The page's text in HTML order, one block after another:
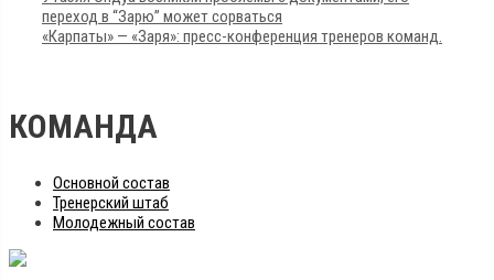
переход в “Зарю” может сорваться
«Карпаты» — «Заря»: пресс-конференция тренеров команд.
КОМАНДА
Основной состав
Тренерский штаб
Молодежный состав